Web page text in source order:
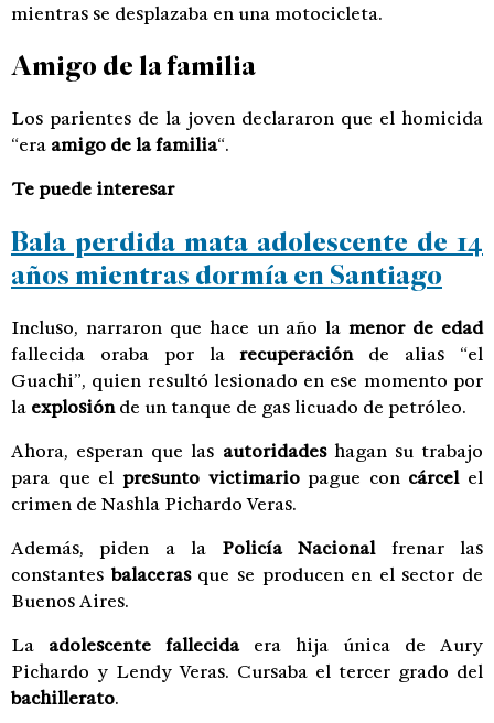
mientras se desplazaba en una motocicleta.
Amigo de la familia
Los parientes de la joven declararon que el homicida
“era amigo de la familia“.
Te puede interesar
Bala perdida mata adolescente de 14
años mientras dormía en Santiago
Incluso, narraron que hace un año lamenor de edad
fallecida oraba por larecuperaciónde alias “el
Guachi”, quien resultó lesionado en ese momento por
la explosiónde un tanque de gas licuado de petróleo.
Ahora, esperan que las autoridadeshagan su trabajo
para que el presunto victimariopague con cárcelel
crimen de Nashla Pichardo Veras.
Además, piden a la Policía Nacionalfrenar las
constantes balacerasque se producen en el sector de
Buenos Aires.
La adolescente fallecidaera hija única de Aury
Pichardo y Lendy Veras. Cursaba el tercer grado del
bachillerato.